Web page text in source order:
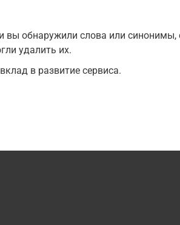
вы обнаружили слова или синонимы,
удалить их.
в развитие сервиса.